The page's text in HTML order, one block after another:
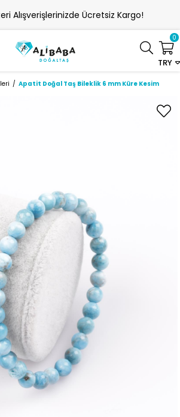
Alışverişlerinizde Ücretsiz Kargo!
TRY
0
Apatit Doğal Taş Bileklik 6 mm Küre Kesim